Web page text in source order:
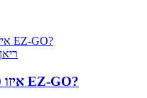
איזו סוללה יש בעגלת גולף EZ-GO?